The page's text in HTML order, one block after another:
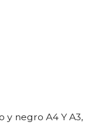
y negro A4 Y A3,